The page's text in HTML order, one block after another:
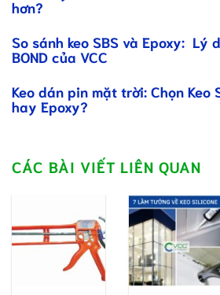
hơn?
So sánh keo SBS và Epoxy: Lý
BOND của VCC
Keo dán pin mặt trời: Chọn Keo
hay Epoxy?
CÁC BÀI VIẾT LIÊN QUAN